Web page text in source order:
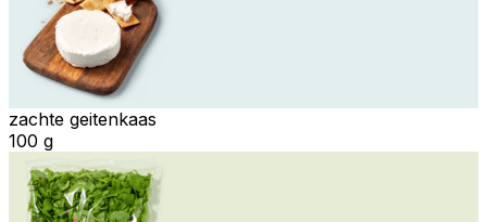
zachte geitenkaas
100 g